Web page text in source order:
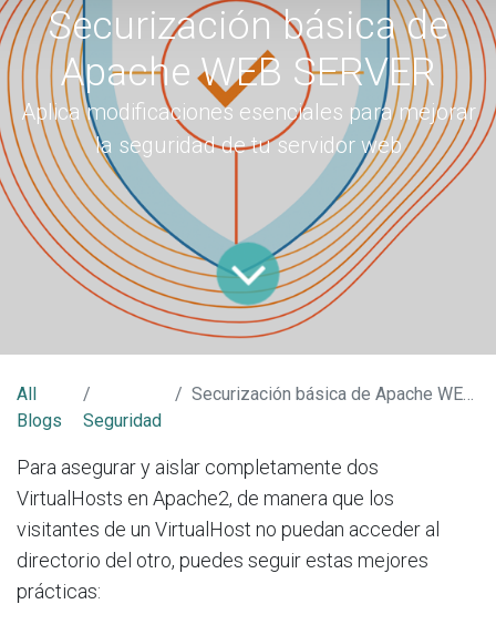
Securización básica de
Apache WEB SERVER
Aplica modificaciones esenciales para mejorar
la seguridad de tu servidor web
All
Blogs
Seguridad
Securización básica de Apache WEB SERVER
Para asegurar y aislar completamente dos
VirtualHosts en Apache2, de manera que los
visitantes de un VirtualHost no puedan acceder al
directorio del otro, puedes seguir estas mejores
prácticas: